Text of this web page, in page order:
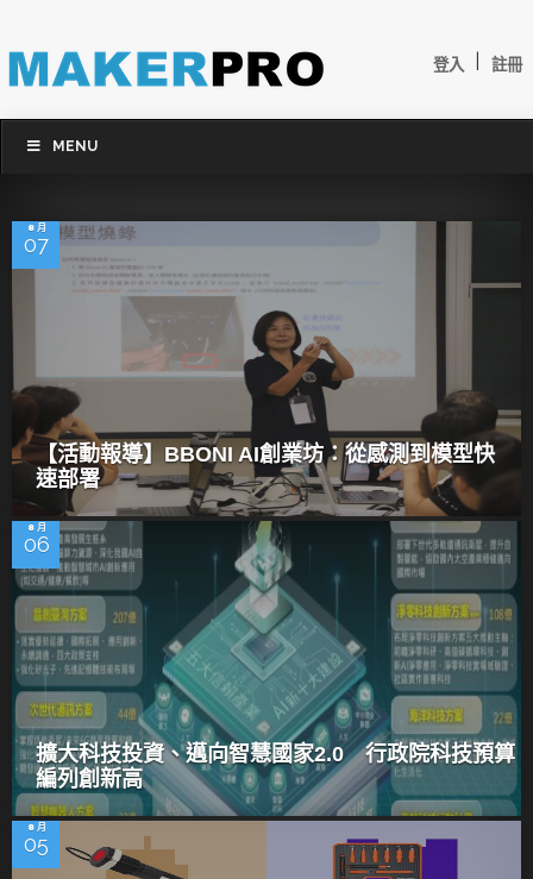
登入 註冊
MENU
8 月
07
【活動報導】BBONI AI創業坊：從感測到模型快
速部署
8 月
06
擴大科技投資、邁向智慧國家2.0 行政院科技預算
編列創新高
8 月
05